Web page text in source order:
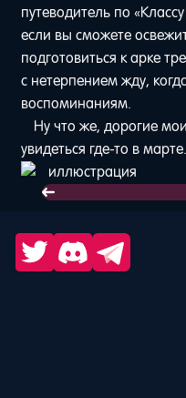
путеводитель по
если вы сможете
подготовиться к арке
с нетерпением жду,
воспоминаниям.
Ну что же, дорогие
увидеться где-то в